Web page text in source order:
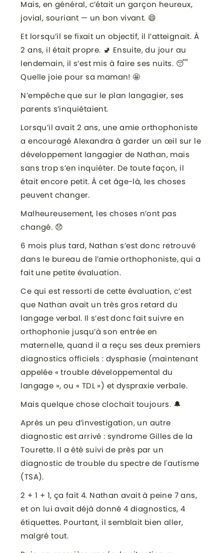
Mais, en général, c’était un garçon heureux,
jovial, souriant — un bon vivant. 😄
Et lorsqu’il se fixait un objectif, il l’atteignait. À
2 ans, il était propre. 🚽 Ensuite, du jour au
lendemain, il s’est mis à faire ses nuits. 😴
Quelle joie pour sa maman! 🤩
N’empêche que sur le plan langagier, ses
parents s’inquiétaient.
Lorsqu’il avait 2 ans, une amie orthophoniste
a encouragé Alexandra à garder un œil sur le
développement langagier de Nathan, mais
sans trop s’en inquiéter. De toute façon, il
était encore petit. À cet âge-là, les choses
peuvent changer.
Malheureusement, les choses n’ont pas
changé. 😞
6 mois plus tard, Nathan s’est donc retrouvé
dans le bureau de l’amie orthophoniste, qui a
fait une petite évaluation.
Ce qui est ressorti de cette évaluation, c’est
que Nathan avait un très gros retard du
langage verbal. Il s’est donc fait suivre en
orthophonie jusqu’à son entrée en
maternelle, quand il a reçu ses deux premiers
diagnostics officiels : dysphasie (maintenant
appelée « trouble développemental du
langage », ou « TDL ») et dyspraxie verbale.
Mais quelque chose clochait toujours. 🔔
Après un peu d’investigation, un autre
diagnostic est arrivé : syndrome Gilles de la
Tourette. Il a été suivi de près par un
diagnostic de trouble du spectre de l'autisme
(TSA).
2 + 1 + 1, ça fait 4. Nathan avait à peine 7 ans,
et on lui avait déjà donné 4 diagnostics, 4
étiquettes. Pourtant, il semblait bien aller,
malgré tout.